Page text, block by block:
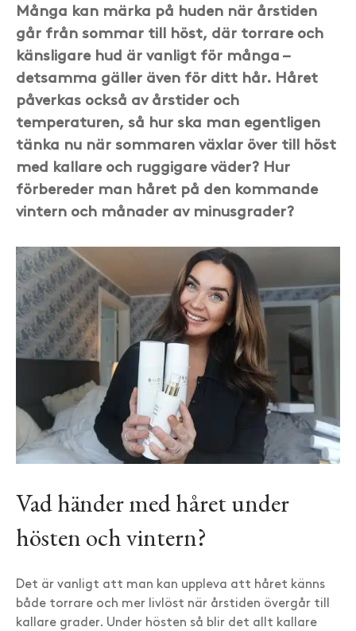
Många kan märka på huden när årstiden
går från sommar till höst, där torrare och
känsligare hud är vanligt för många –
detsamma gäller även för ditt hår. Håret
påverkas också av årstider och
temperaturen, så hur ska man egentligen
tänka nu när sommaren växlar över till höst
med kallare och ruggigare väder? Hur
förbereder man håret på den kommande
vintern och månader av minusgrader?
Vad händer med håret under
hösten och vintern?
Det är vanligt att man kan uppleva att håret känns
både torrare och mer livlöst när årstiden övergår till
kallare grader. Under hösten så blir det allt kallare